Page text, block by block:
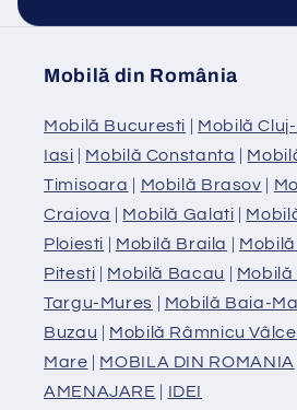
Mobilă din România
Mobilă Bucuresti | Mobilă
Iasi | Mobilă Constanta |
Timisoara | Mobilă Brasov |
Craiova | Mobilă Galati |
Ploiesti | Mobilă Braila |
Pitesti | Mobilă Bacau | Mobilă
Targu-Mures | Mobilă Baia-
Buzau | Mobilă Râmnicu
Mare | MOBILA DIN ROMANIA
AMENAJARE | IDEI